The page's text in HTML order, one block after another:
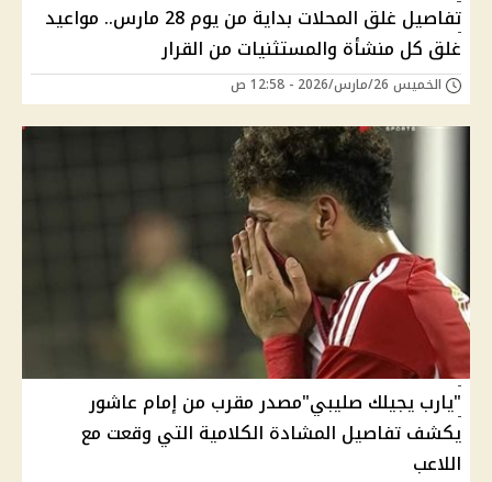
تفاصيل غلق المحلات بداية من يوم 28 مارس.. مواعيد
غلق كل منشأة والمستثنيات من القرار
الخميس 26/مارس/2026 - 12:58 ص
"يارب يجيلك صليبي"مصدر مقرب من إمام عاشور
يكشف تفاصيل المشادة الكلامية التي وقعت مع
اللاعب